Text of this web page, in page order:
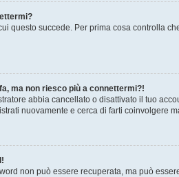
questo succede. Per prima cosa controlla
ma non riesco più a connettermi?!
abbia cancellato o disattivato il tuo
nuovamente e cerca di farti coinvolgere
non può essere recuperata, ma può